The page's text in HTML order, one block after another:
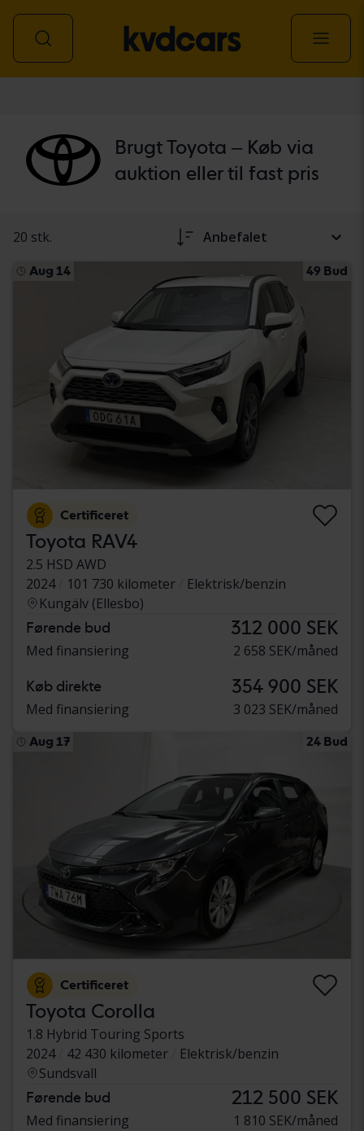
Brugt Toyota – Køb via
auktion eller til fast pris
20 stk. Anbefalet
Aug 14 49 Bud
Certificeret
Toyota RAV4
2.5 HSD AWD
2024
101 730 kilometer
Elektrisk/benzin
Kungälv (Ellesbo)
Førende bud 312 000 SEK
Med finansiering 2 658 SEK/måned
Køb direkte 354 900 SEK
Med finansiering 3 023 SEK/måned
Aug 17 24 Bud
Certificeret
Toyota Corolla
1.8 Hybrid Touring Sports
2024
42 430 kilometer
Elektrisk/benzin
Sundsvall
Førende bud 212 500 SEK
Med finansiering 1 810 SEK/måned